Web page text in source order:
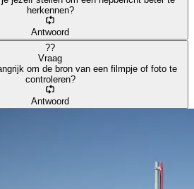
herkennen?
Antwoord
??
Vraag
om de bron van een filmpje of foto te
controleren?
Antwoord